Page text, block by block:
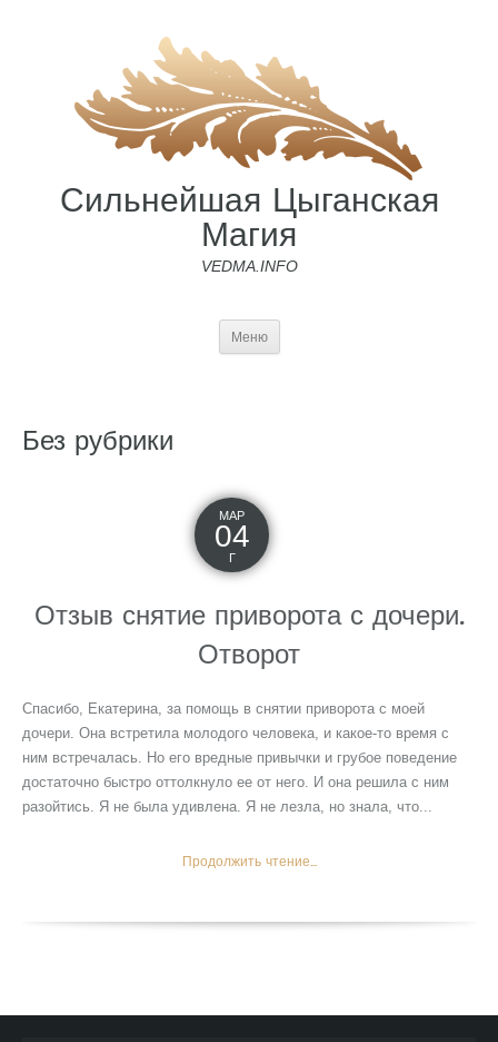
Сильнейшая Цыганская
Магия
VEDMA.INFO
Меню
Без рубрики
МАР
04
Г
Отзыв снятие приворота с дочери.
Отворот
Спасибо, Екатерина, за помощь в снятии приворота с моей
дочери. Она встретила молодого человека, и какое-то время с
ним встречалась. Но его вредные привычки и грубое поведение
достаточно быстро оттолкнуло ее от него. И она решила с ним
разойтись. Я не была удивлена. Я не лезла, но знала, что...
Продолжить чтение...